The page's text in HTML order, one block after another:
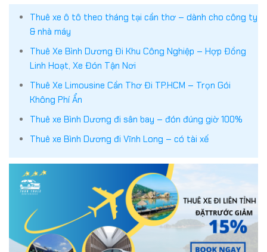
Thuê xe ô tô theo tháng tại cần thơ – dành cho công ty
& nhà máy
Thuê Xe Bình Dương Đi Khu Công Nghiệp – Hợp Đồng
Linh Hoạt, Xe Đón Tận Nơi
Thuê Xe Limousine Cần Thơ Đi TP.HCM – Trọn Gói
Không Phí Ẩn
Thuê xe Bình Dương đi sân bay – đón đúng giờ 100%
Thuê xe Bình Dương đi Vĩnh Long – có tài xế